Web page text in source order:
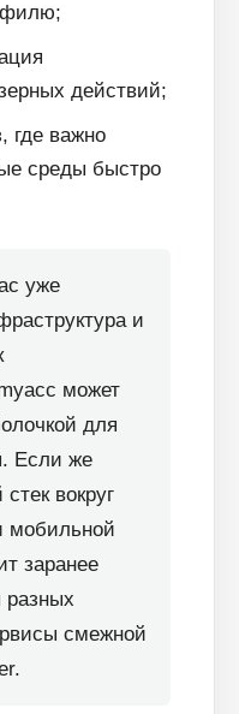
действий;
где важно
среды быстро
уже
и
может
для
Если же
вокруг
мобильной
заранее
разных
смежной